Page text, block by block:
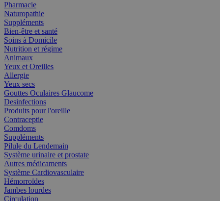
Pharmacie
Naturopathie
Suppléments
Bien-être et santé
Soins à Domicile
Nutrition et régime
Animaux
Yeux et Oreilles
Allergie
Yeux secs
Gouttes Oculaires Glaucome
Desinfections
Produits pour l'oreille
Contraceptie
Comdoms
Suppléments
Pilule du Lendemain
Système urinaire et prostate
Autres médicaments
Système Cardiovasculaire
Hémorroïdes
Jambes lourdes
Circulation